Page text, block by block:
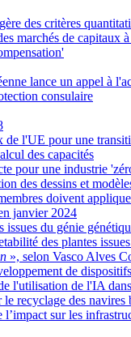
des critères
marchés de capitaux
lance un appel à
consulaire
de l'UE pour une
des capacités
pour une industrie
des dessins et
doivent
janvier 2024
issues du génie
des plantes
», selon Vasco Alves
de
l'utilisation de l'IA
recyclage des
sur les